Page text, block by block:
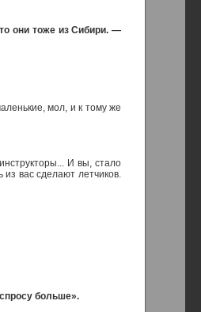
они тоже из Сибири. —
мол, и к тому же
И вы, стало
вас сделают летчиков.
больше».